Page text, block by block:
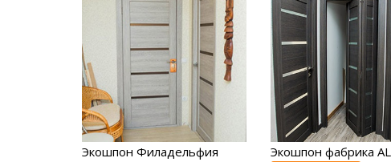
Экошпон Филадельфия
Экошпон фабрика